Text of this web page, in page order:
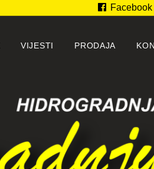
Facebook
VIJESTI PRODAJA